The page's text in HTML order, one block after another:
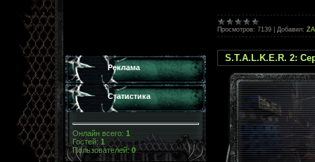
Реклама
Статистика
Онлайн всего: 1
Гостей: 1
Пользователей:0
Просмотров: 7139 Добавил:
S.T.A.L.K.E.R. 2: